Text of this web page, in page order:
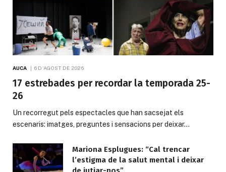
AUCA 6 D'AGOST DE 2026
17 estrebades per recordar la temporada 25-
26
Un recorregut pels espectacles que han sacsejat els
escenaris: imatges, preguntes i sensacions per deixar…
Mariona Esplugues: “Cal trencar
l’estigma de la salut mental i deixar